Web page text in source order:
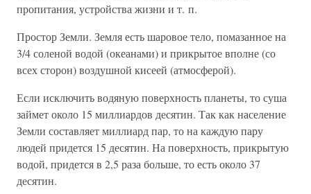
пропитания, устройства жизни и т. п.
Простор Земли. Земля есть шаровое тело, помазанное на
3/4 соленой водой (океанами) и прикрытое вполне (со
всех сторон) воздушной кисеей (атмосферой).
Если исключить водяную поверхность планеты, то суша
займет около 15 миллиардов десятин. Так как население
Земли составляет миллиард пар, то на каждую пару
людей придется 15 десятин. На поверхность, прикрытую
водой, придется в 2,5 раза больше, то есть около 37
десятин.